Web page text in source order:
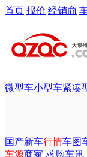
首页 报价 经销商
微型车小型车紧凑
国产新车行情车图
车源商家 求购车讯